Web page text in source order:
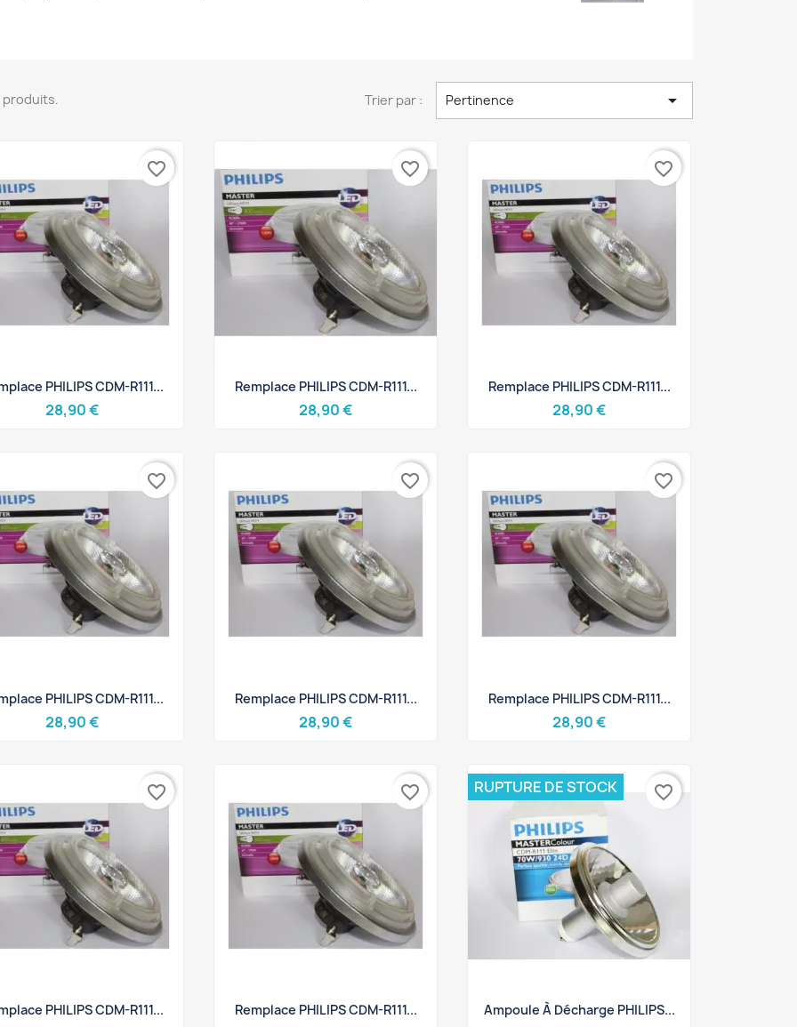
produits. Trier par : Pertinence 
Aperçu rapide
PHILIPS CDM-R111...
28,90 €
favorite_border
Aperçu rapide
Remplace PHILIPS CDM-R111...
28,90 €
favorite_border
Aperçu rapide
Remplace PHILIPS CDM-R111...
28,90 €
favorite_border
Aperçu rapide
PHILIPS CDM-R111...
28,90 €
favorite_border
Aperçu rapide
Remplace PHILIPS CDM-R111...
28,90 €
favorite_border
Aperçu rapide
Remplace PHILIPS CDM-R111...
28,90 €
favorite_border
Aperçu rapide
PHILIPS CDM-R111...
favorite_border
Aperçu rapide
Remplace PHILIPS CDM-R111...
favorite_border
 Aperçu rapide
Ampoule À Décharge PHILIPS...
RUPTURE DE STOCK favorite_border